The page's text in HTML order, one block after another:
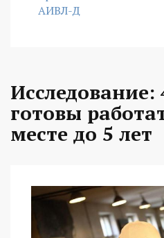
АИВЛ-Д
Исследование:
готовы
месте до 5 лет